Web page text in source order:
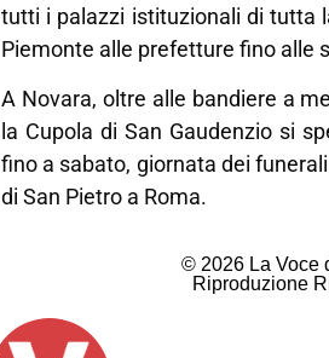
tutti i palazzi istituzionali di tutta
Piemonte alle prefetture fino alle
A Novara, oltre alle bandiere a
la Cupola di San Gaudenzio si
fino a sabato, giornata dei
di San Pietro a Roma.
© 2026 La Voce
Riproduzione